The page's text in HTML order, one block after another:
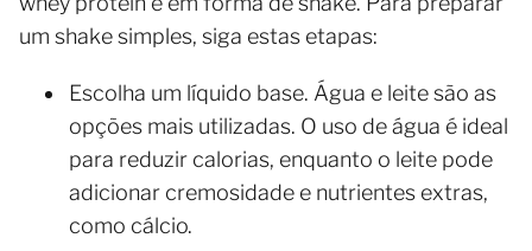
um shake simples, siga estas etapas:
Escolha um líquido base. Água e leite são as
opções mais utilizadas. O uso de água é ideal
para reduzir calorias, enquanto o leite pode
adicionar cremosidade e nutrientes extras,
como cálcio.